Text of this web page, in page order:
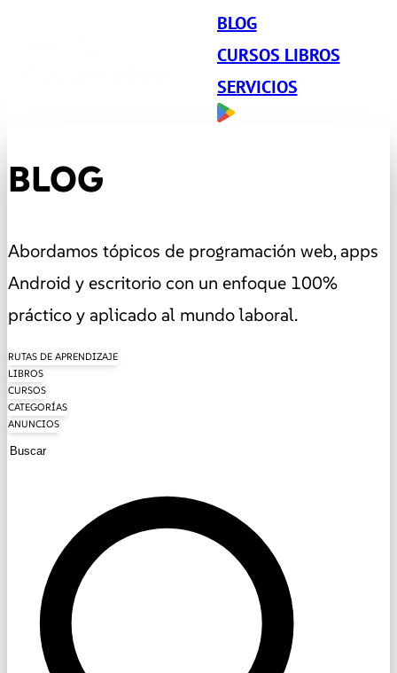
BLOG
CURSOS LIBROS
SERVICIOS
BLOG
Abordamos tópicos de programación web, apps
Android y escritorio con un enfoque 100%
práctico y aplicado al mundo laboral.
RUTAS DE APRENDIZAJE
LIBROS
CURSOS
CATEGORÍAS
ANUNCIOS